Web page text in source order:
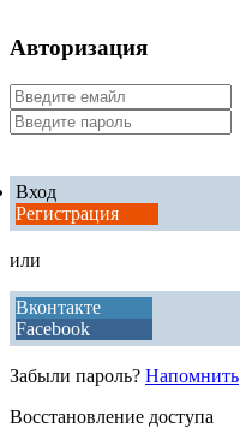
Авторизация
Вход
Регистрация
или
Вконтакте
Facebook
Забыли пароль? Напомнить
Восстановление доступа